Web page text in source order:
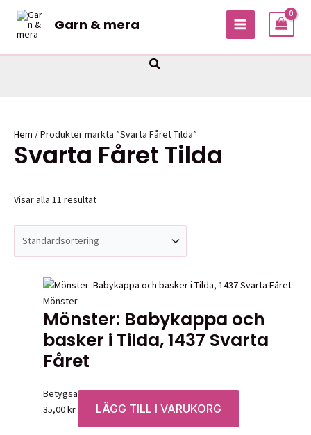
Hoppa
innehåll
Garn & mera
MAIN
Sök
Hem / Produkter märkta ”Svarta Fåret Tilda”
Svarta Fåret Tilda
Visar alla 11 resultat
Mönster
Mönster: Babykappa och
basker i Tilda, 1437 Svarta
Fåret
Betygsatt0av 5
35,00kr LÄGG TILL I VARUKORG